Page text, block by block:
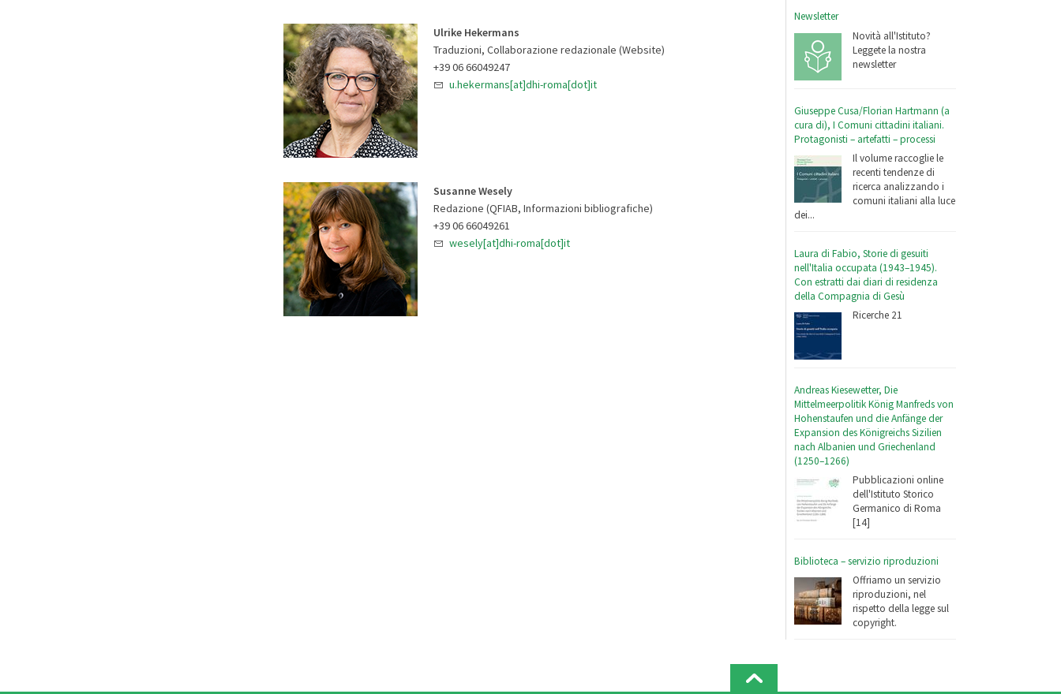
Newsletter
Novità all'Istituto?
Leggete la nostra
newsletter
Giuseppe Cusa/Florian Hartmann (a
cura di), I Comuni cittadini italiani.
Protagonisti – artefatti – processi
Il volume raccoglie le
recenti tendenze di
ricerca analizzando i
comuni italiani alla luce
dei...
Laura di Fabio, Storie di gesuiti
nell'Italia occupata (1943–1945).
Con estratti dai diari di residenza
della Compagnia di Gesù
Ricerche 21
Andreas Kiesewetter, Die
Mittelmeerpolitik König Manfreds von
Hohenstaufen und die Anfänge der
Expansion des Königreichs Sizilien
nach Albanien und Griechenland
(1250–1266)
Pubblicazioni online
dell'Istituto Storico
Germanico di Roma
[14]
Biblioteca – servizio riproduzioni
Offriamo un servizio
riproduzioni, nel
rispetto della legge sul
copyright.
Ulrike Hekermans
Traduzioni, Collaborazione redazionale (Website)
+39 06 66049247
u.hekermans[at]dhi-roma[dot]it
Susanne Wesely
Redazione (QFIAB, Informazioni bibliografiche)
+39 06 66049261
wesely[at]dhi-roma[dot]it